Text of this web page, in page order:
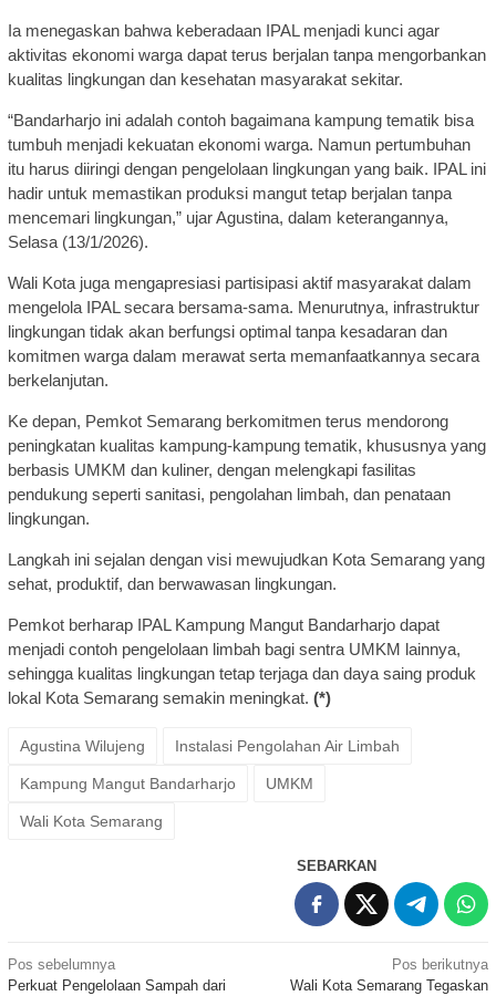
Ia menegaskan bahwa keberadaan IPAL menjadi kunci agar
aktivitas ekonomi warga dapat terus berjalan tanpa mengorbankan
kualitas lingkungan dan kesehatan masyarakat sekitar.
“Bandarharjo ini adalah contoh bagaimana kampung tematik bisa
tumbuh menjadi kekuatan ekonomi warga. Namun pertumbuhan
itu harus diiringi dengan pengelolaan lingkungan yang baik. IPAL ini
hadir untuk memastikan produksi mangut tetap berjalan tanpa
mencemari lingkungan,” ujar Agustina, dalam keterangannya,
Selasa (13/1/2026).
Wali Kota juga mengapresiasi partisipasi aktif masyarakat dalam
mengelola IPAL secara bersama-sama. Menurutnya, infrastruktur
lingkungan tidak akan berfungsi optimal tanpa kesadaran dan
komitmen warga dalam merawat serta memanfaatkannya secara
berkelanjutan.
Ke depan, Pemkot Semarang berkomitmen terus mendorong
peningkatan kualitas kampung-kampung tematik, khususnya yang
berbasis UMKM dan kuliner, dengan melengkapi fasilitas
pendukung seperti sanitasi, pengolahan limbah, dan penataan
lingkungan.
Langkah ini sejalan dengan visi mewujudkan Kota Semarang yang
sehat, produktif, dan berwawasan lingkungan.
Pemkot berharap IPAL Kampung Mangut Bandarharjo dapat
menjadi contoh pengelolaan limbah bagi sentra UMKM lainnya,
sehingga kualitas lingkungan tetap terjaga dan daya saing produk
lokal Kota Semarang semakin meningkat. (*)
Agustina Wilujeng Instalasi Pengolahan Air Limbah
Kampung Mangut Bandarharjo UMKM
Wali Kota Semarang
SEBARKAN
Navigasi
Pos sebelumnya
Perkuat Pengelolaan Sampah dari
Pos berikutnya
Wali Kota Semarang Tegaskan